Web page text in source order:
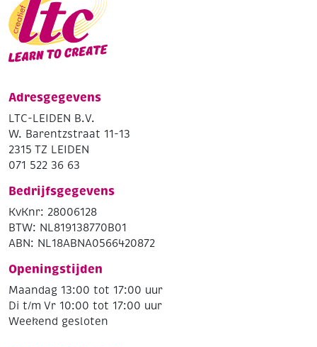
Adresgegevens
LTC-LEIDEN B.V.
W. Barentzstraat 11-13
2315 TZ LEIDEN
071 522 36 63
Bedrijfsgegevens
KvKnr: 28006128
BTW: NL819138770B01
ABN: NL18ABNA0566420872
Openingstijden
Maandag 13:00 tot 17:00 uur
Di t/m Vr 10:00 tot 17:00 uur
Weekend gesloten